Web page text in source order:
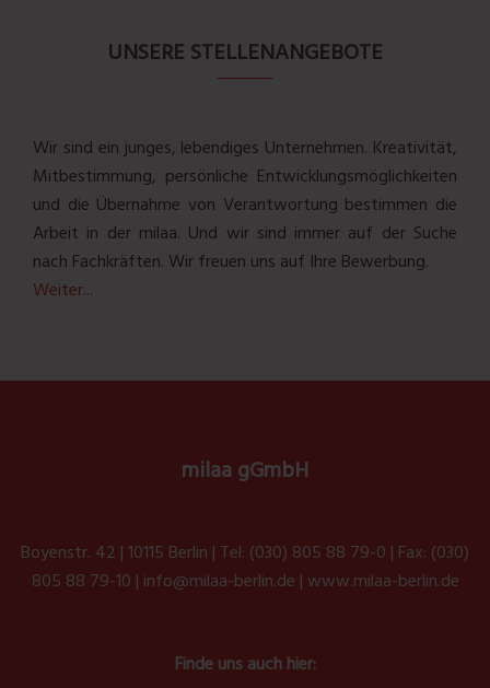
UNSERE STELLENANGEBOTE
Wir sind ein junges, lebendiges Unternehmen. Kreativität,
Mitbestimmung, persönliche Entwicklungsmöglichkeiten
und die Übernahme von Verantwortung bestimmen die
Arbeit in der milaa. Und wir sind immer auf der Suche
nach Fachkräften. Wir freuen uns auf Ihre Bewerbung.
Weiter...
milaa gGmbH
Boyenstr. 42 | 10115 Berlin | Tel: (030) 805 88 79-0 | Fax: (030)
805 88 79-10 | info@milaa-berlin.de | www.milaa-berlin.de
Finde uns auch hier: